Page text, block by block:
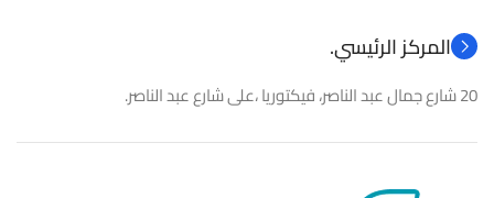
المركز الرئيسي.
20 شارع جمال عبد الناصر، فيكتوريا ،على شارع عبد الناصر.